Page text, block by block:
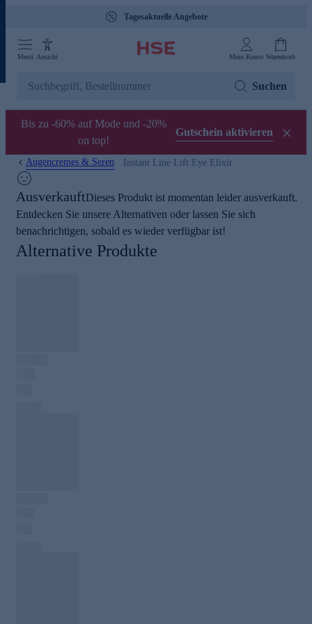
Tagesaktuelle Angebote
Menü Ansicht Mein Konto Warenkorb
Suchen
Bis zu -60% auf Mode und -20%
on top!
Gutschein aktivieren
Augencremes & Seren Instant Line Lift Eye Elixir
AusverkauftDieses Produkt ist momentan leider ausverkauft.
Entdecken Sie unsere Alternativen oder lassen Sie sich
benachrichtigen, sobald es wieder verfügbar ist!
Alternative Produkte